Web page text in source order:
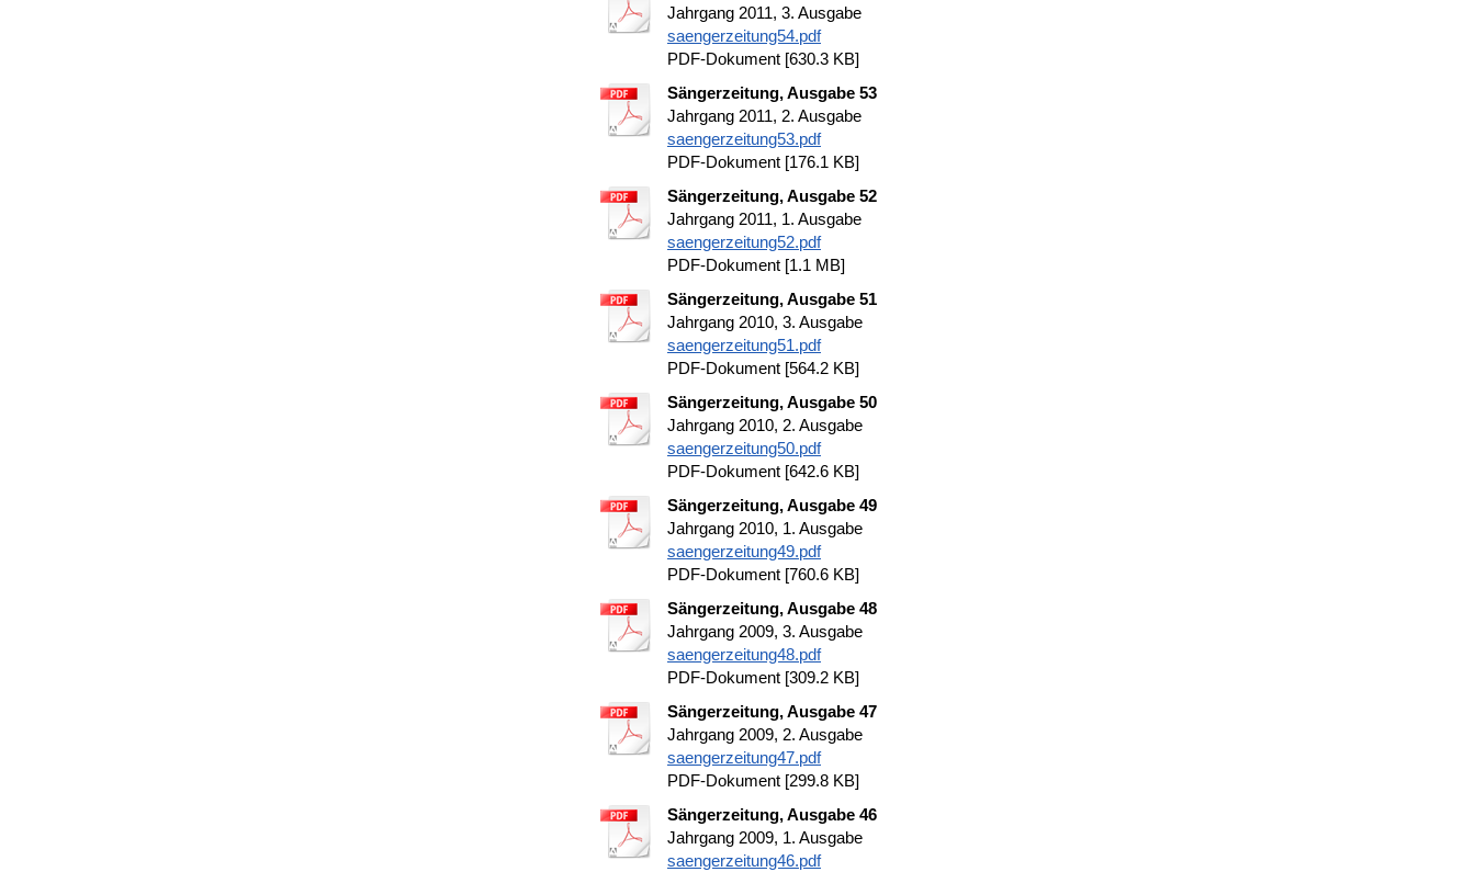
Jahrgang 2011, 3. Ausgabe
saengerzeitung54.pdf
PDF-Dokument [630.3 KB]
Sängerzeitung, Ausgabe 53
Jahrgang 2011, 2. Ausgabe
saengerzeitung53.pdf
PDF-Dokument [176.1 KB]
Sängerzeitung, Ausgabe 52
Jahrgang 2011, 1. Ausgabe
saengerzeitung52.pdf
PDF-Dokument [1.1 MB]
Sängerzeitung, Ausgabe 51
Jahrgang 2010, 3. Ausgabe
saengerzeitung51.pdf
PDF-Dokument [564.2 KB]
Sängerzeitung, Ausgabe 50
Jahrgang 2010, 2. Ausgabe
saengerzeitung50.pdf
PDF-Dokument [642.6 KB]
Sängerzeitung, Ausgabe 49
Jahrgang 2010, 1. Ausgabe
saengerzeitung49.pdf
PDF-Dokument [760.6 KB]
Sängerzeitung, Ausgabe 48
Jahrgang 2009, 3. Ausgabe
saengerzeitung48.pdf
PDF-Dokument [309.2 KB]
Sängerzeitung, Ausgabe 47
Jahrgang 2009, 2. Ausgabe
saengerzeitung47.pdf
PDF-Dokument [299.8 KB]
Sängerzeitung, Ausgabe 46
Jahrgang 2009, 1. Ausgabe
saengerzeitung46.pdf